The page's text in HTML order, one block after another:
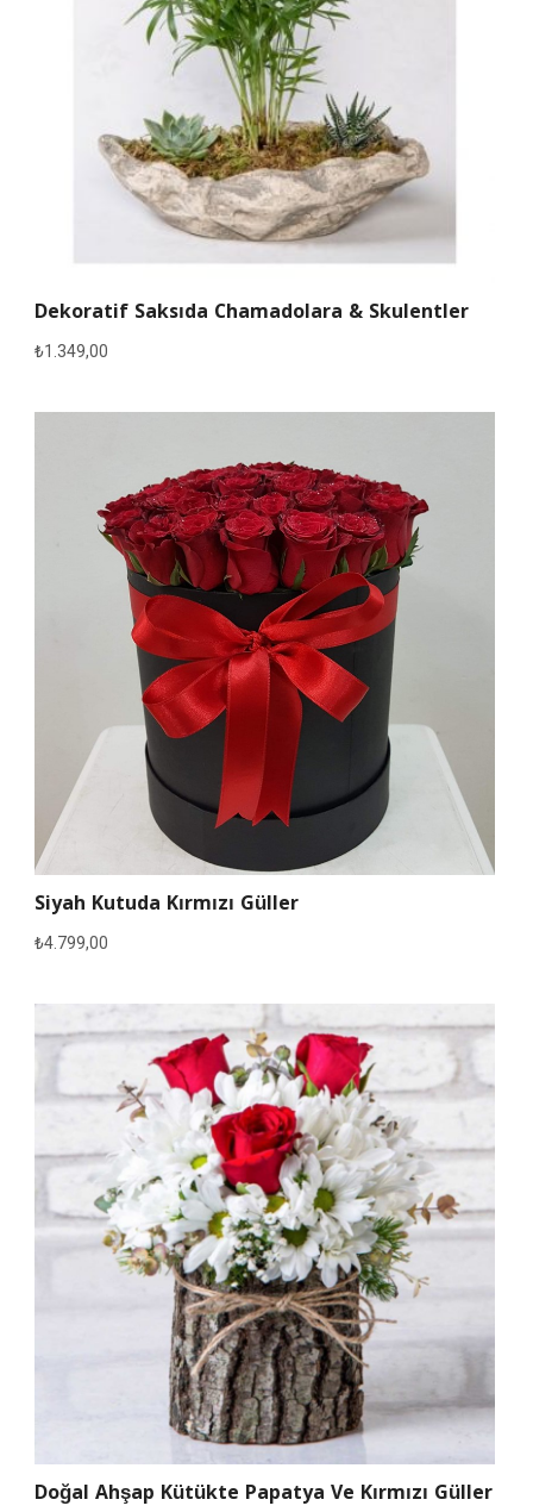
Dekoratif Saksıda Chamadolara & Skulentler
₺1.349,00
Siyah Kutuda Kırmızı Güller
₺4.799,00
Doğal Ahşap Kütükte Papatya Ve Kırmızı Güller